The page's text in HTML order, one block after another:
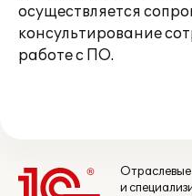
осуществляется
консультирование
работе с ПО.
Отраслевые
и